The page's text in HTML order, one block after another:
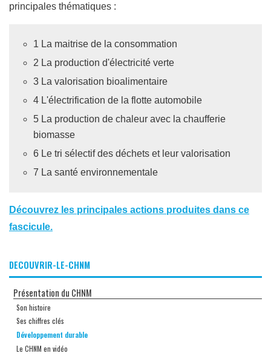
principales thématiques :
1 La maitrise de la consommation
2 La production d'électricité verte
3 La valorisation bioalimentaire
4 L'électrification de la flotte automobile
5 La production de chaleur avec la chaufferie
biomasse
6 Le tri sélectif des déchets et leur valorisation
7 La santé environnementale
Découvrez les principales actions produites dans ce
fascicule.
DECOUVRIR-LE-CHNM
Présentation du CHNM
Son histoire
Ses chiffres clés
Développement durable
Le CHNM en vidéo